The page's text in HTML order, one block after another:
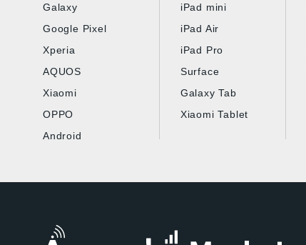
Galaxy
Google Pixel
Xperia
AQUOS
Xiaomi
OPPO
Android
iPad mini
iPad Air
iPad Pro
Surface
Galaxy Tab
Xiaomi Tablet